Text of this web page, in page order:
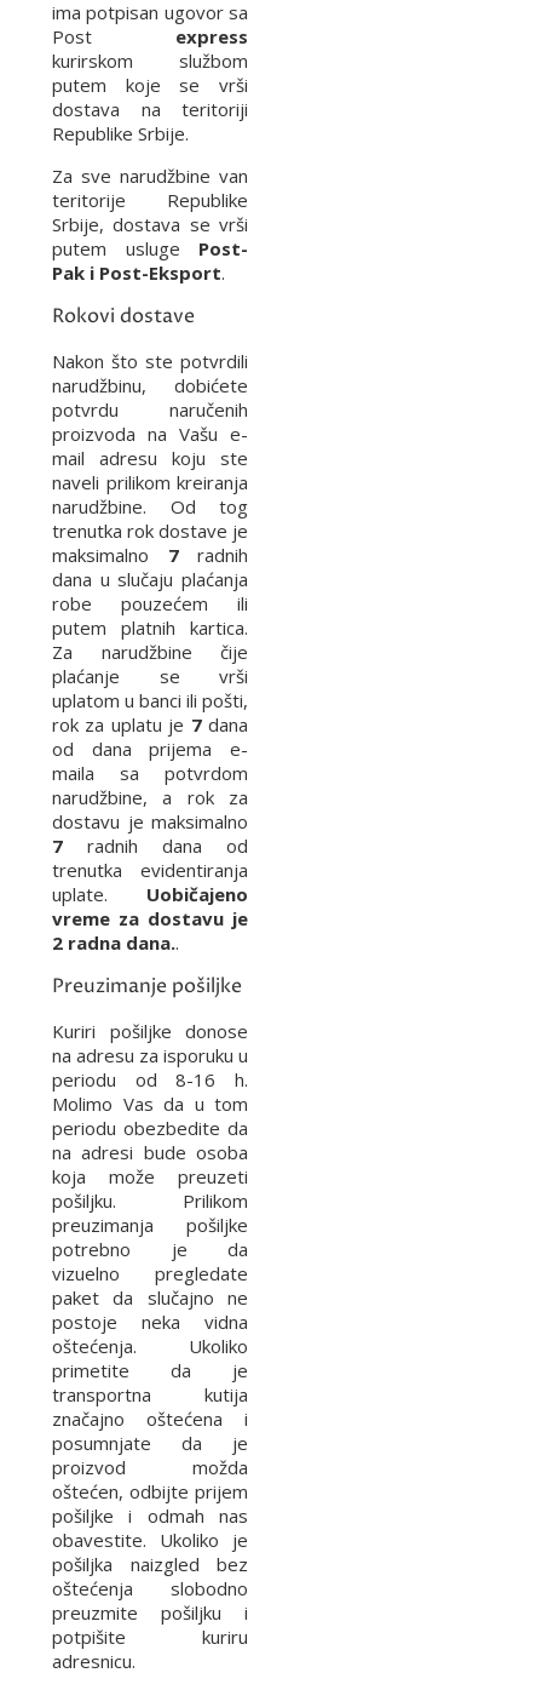
ima potpisan ugovor sa
Post express
kurirskom službom
putem koje se vrši
dostava na teritoriji
Republike Srbije.
Za sve narudžbine van
teritorije Republike
Srbije, dostava se vrši
putem usluge Post-
Pak i Post-Eksport.
Rokovi dostave
Nakon što ste potvrdili
narudžbinu, dobićete
potvrdu naručenih
proizvoda na Vašu e-
mail adresu koju ste
naveli prilikom kreiranja
narudžbine. Od tog
trenutka rok dostave je
maksimalno 7radnih
dana u slučaju plaćanja
robe pouzećem ili
putem platnih kartica.
Za narudžbine čije
plaćanje se vrši
uplatom u banci ili pošti,
rok za uplatu je 7dana
od dana prijema e-
maila sa potvrdom
narudžbine, a rok za
dostavu je maksimalno
7 radnih dana od
trenutka evidentiranja
uplate. Uobičajeno
vreme za dostavu je
2 radna dana..
Preuzimanje pošiljke
Kuriri pošiljke donose
na adresu za isporuku u
periodu od 8-16 h.
Molimo Vas da u tom
periodu obezbedite da
na adresi bude osoba
koja može preuzeti
pošiljku. Prilikom
preuzimanja pošiljke
potrebno je da
vizuelno pregledate
paket da slučajno ne
postoje neka vidna
oštećenja. Ukoliko
primetite da je
transportna kutija
značajno oštećena i
posumnjate da je
proizvod možda
oštećen, odbijte prijem
pošiljke i odmah nas
obavestite. Ukoliko je
pošiljka naizgled bez
oštećenja slobodno
preuzmite pošiljku i
potpišite kuriru
adresnicu.